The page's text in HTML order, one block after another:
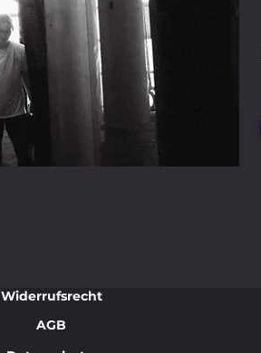
Widerrufsrecht
AGB